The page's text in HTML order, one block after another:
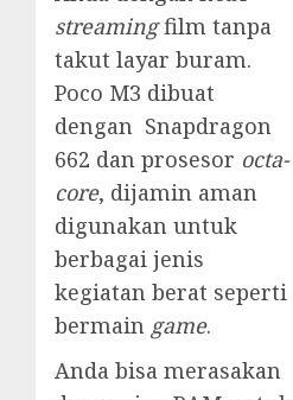
streamingfilm tanpa
takut layar buram.
Poco M3 dibuat
dengan Snapdragon
662 dan prosesor octa-
core, dijamin aman
digunakan untuk
berbagai jenis
kegiatan berat seperti
bermain game.
Anda bisa merasakan